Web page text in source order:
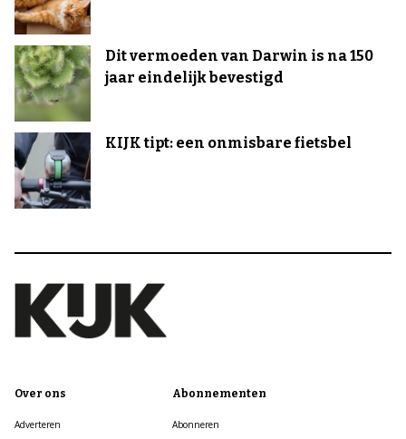
Dit vermoeden van Darwin is na 150
jaar eindelijk bevestigd
KIJK tipt: een onmisbare fietsbel
Over ons
Adverteren
Abonnementen
Abonneren